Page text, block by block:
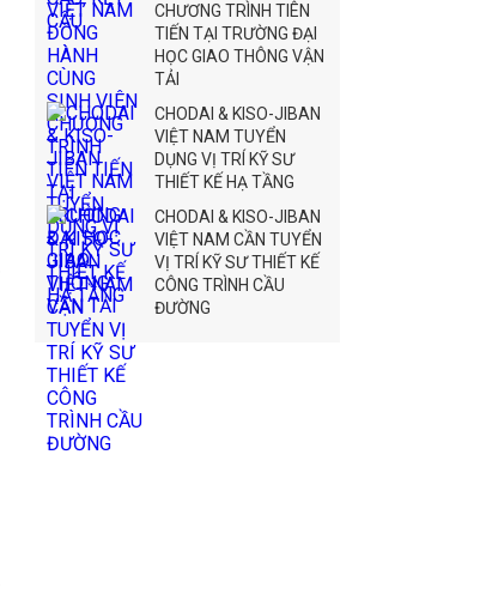
CHƯƠNG TRÌNH TIÊN
TIẾN TẠI TRƯỜNG ĐẠI
HỌC GIAO THÔNG VẬN
TẢI
CHODAI & KISO-JIBAN
VIỆT NAM TUYỂN
DỤNG VỊ TRÍ KỸ SƯ
THIẾT KẾ HẠ TẦNG
CHODAI & KISO-JIBAN
VIỆT NAM CẦN TUYỂN
VỊ TRÍ KỸ SƯ THIẾT KẾ
CÔNG TRÌNH CẦU
ĐƯỜNG